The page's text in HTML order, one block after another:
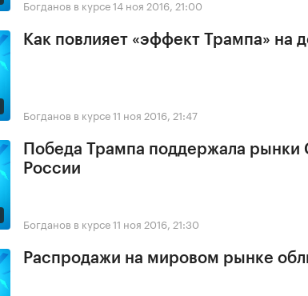
Богданов в курсе14 ноя 2016, 21:00
Как повлияет «эффект Трампа» на
Богданов в курсе11 ноя 2016, 21:47
Победа Трампа поддержала
России
Богданов в курсе11 ноя 2016, 21:30
Распродажи на мировом рынке